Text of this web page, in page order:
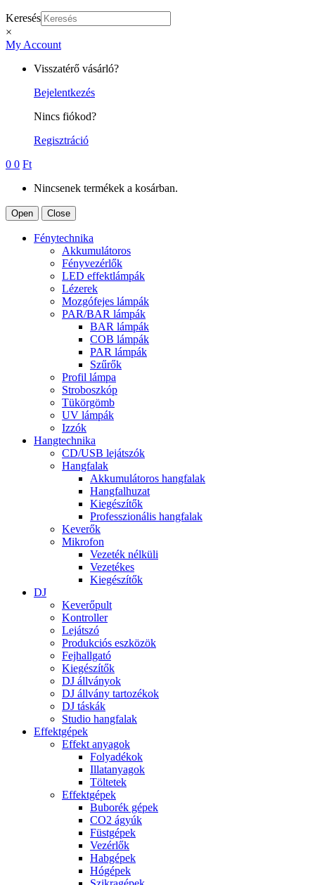
Keresés
×
My Account
Visszatérő vásárló?
Bejelentkezés
Nincs fiókod?
Regisztráció
0 0 Ft
Nincsenek termékek a kosárban.
Open Close
Fénytechnika
Akkumulátoros
Fényvezérlők
LED effektlámpák
Lézerek
Mozgófejes lámpák
PAR/BAR lámpák
BAR lámpák
COB lámpák
PAR lámpák
Szűrők
Profil lámpa
Stroboszkóp
Tükörgömb
UV lámpák
Izzók
Hangtechnika
CD/USB lejátszók
Hangfalak
Akkumulátoros hangfalak
Hangfalhuzat
Kiegészítők
Professzionális hangfalak
Keverők
Mikrofon
Vezeték nélküli
Vezetékes
Kiegészítők
DJ
Keverőpult
Kontroller
Lejátszó
Produkciós eszközök
Fejhallgató
Kiegészítők
DJ állványok
DJ állvány tartozékok
DJ táskák
Studio hangfalak
Effektgépek
Effekt anyagok
Folyadékok
Illatanyagok
Töltetek
Effektgépek
Buborék gépek
CO2 ágyúk
Füstgépek
Vezérlők
Habgépek
Hógépek